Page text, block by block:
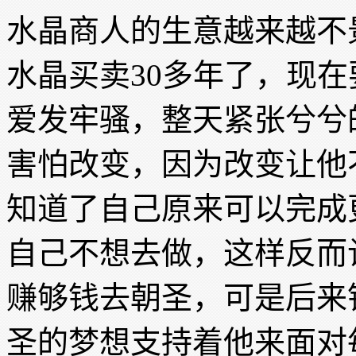
水晶商人的生意越来越
水晶买卖30多年了，现
爱发牢骚，整天紧张兮
害怕改变，因为改变让
知道了自己原来可以完
自己不想去做，这样反
赚够钱去朝圣，可是后
圣的梦想支持着他来面